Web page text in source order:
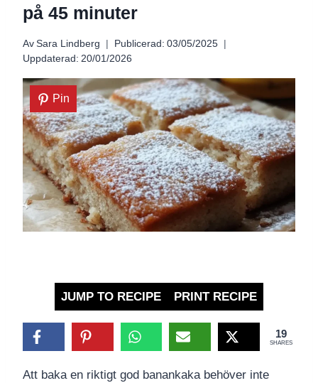
på 45 minuter
Av Sara Lindberg Publicerad: 03/05/2025
Uppdaterad: 20/01/2026
Pin
JUMP TO RECIPE PRINT RECIPE
19
SHARES
Att baka en riktigt god banankaka behöver inte